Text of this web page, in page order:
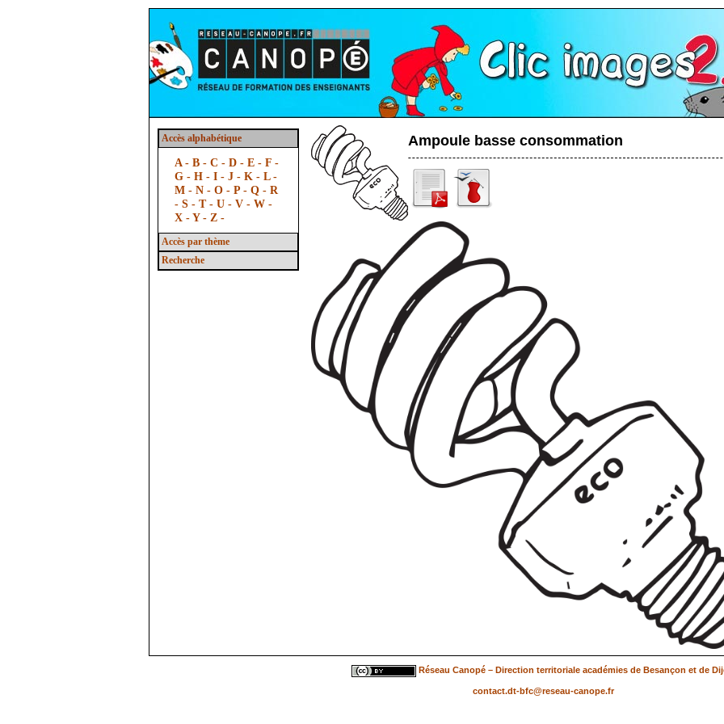
Accès alphabétique
A - B - C - D - E - F -
G - H - I - J - K - L -
M - N - O - P - Q - R
- S - T - U - V - W -
X -Y - Z -
Accès par thème
Recherche
Ampoule basse consommation
Réseau Canopé – Direction territoriale académies de Besançon et de
contact.dt-bfc@reseau-canope.fr